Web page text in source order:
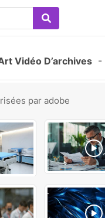
Vidéo D’archives -
par adobe